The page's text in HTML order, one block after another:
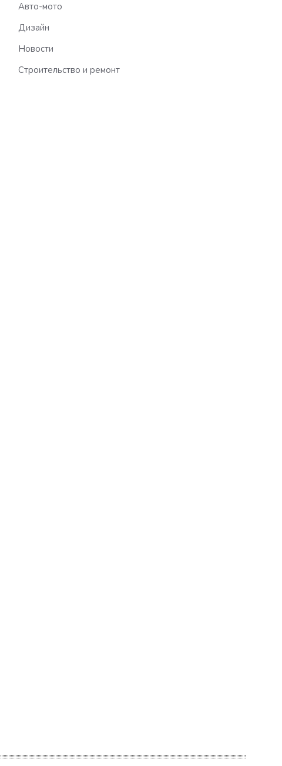
Авто-мото
Дизайн
Новости
Строительство и ремонт